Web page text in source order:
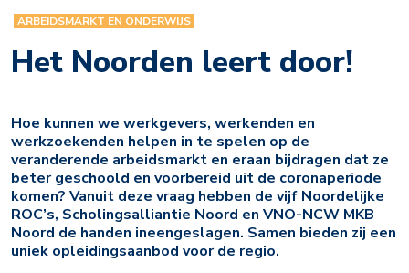
ARBEIDSMARKT EN ONDERWIJS
Het Noorden leert door!
Hoe kunnen we werkgevers, werkenden en
werkzoekenden helpen in te spelen op de
veranderende arbeidsmarkt en eraan bijdragen dat ze
beter geschoold en voorbereid uit de coronaperiode
komen? Vanuit deze vraag hebben de vijf Noordelijke
ROC’s, Scholingsalliantie Noord en VNO-NCW MKB
Noord de handen ineengeslagen. Samen bieden zij een
uniek opleidingsaanbod voor de regio.